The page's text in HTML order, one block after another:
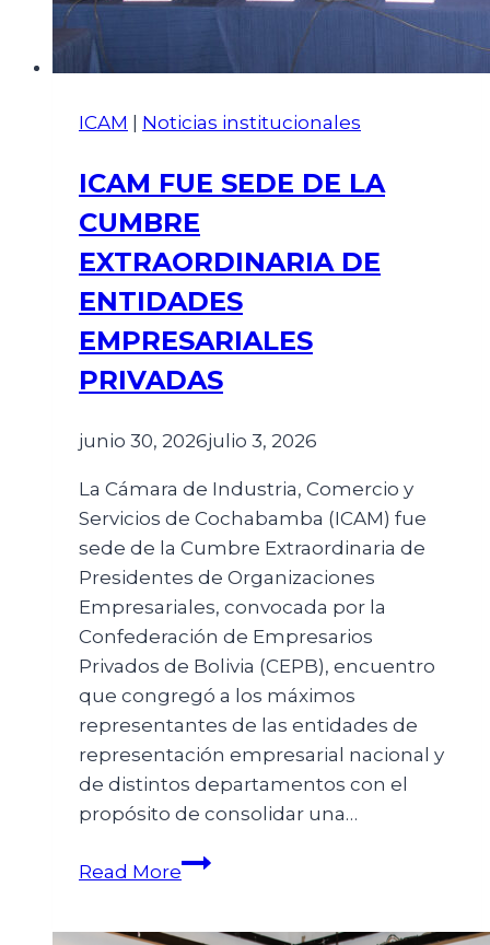
ICAM | Noticias institucionales
ICAM FUE SEDE DE LA
CUMBRE
EXTRAORDINARIA DE
ENTIDADES
EMPRESARIALES
PRIVADAS
junio 30, 2026julio 3, 2026
La Cámara de Industria, Comercio y
Servicios de Cochabamba (ICAM) fue
sede de la Cumbre Extraordinaria de
Presidentes de Organizaciones
Empresariales, convocada por la
Confederación de Empresarios
Privados de Bolivia (CEPB), encuentro
que congregó a los máximos
representantes de las entidades de
representación empresarial nacional y
de distintos departamentos con el
propósito de consolidar una…
Read More